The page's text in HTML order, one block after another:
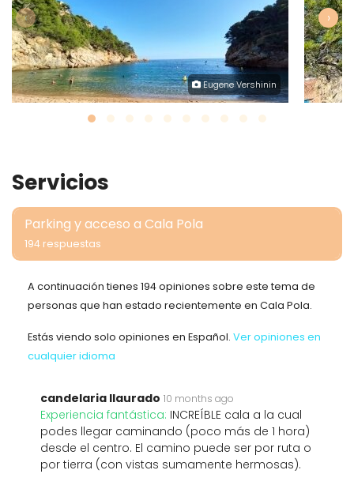
Eugene Vershinin
‹ ›
Servicios
Parking y acceso a Cala Pola
194 respuestas
A continuación tienes 194 opiniones sobre este tema de
personas que han estado recientemente en Cala Pola.
Estás viendo solo opiniones en Español. Ver opiniones en
cualquier idioma
candelaria llaurado 10 months ago
Experiencia fantástica: INCREÍBLE cala a la cual
podes llegar caminando (poco más de 1 hora)
desde el centro. El camino puede ser por ruta o
por tierra (con vistas sumamente hermosas).